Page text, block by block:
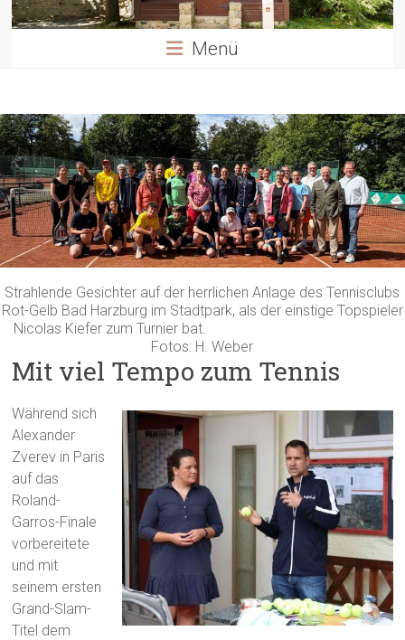
Menü
Strahlende Gesichter auf der herrlichen Anlage des Tennisclubs
Rot-Gelb Bad Harzburg im Stadtpark, als der einstige Topspieler
Nicolas Kiefer zum Turnier bat.
Fotos: H. Weber
Mit viel Tempo zum Tennis
Während sich
Alexander
Zverev in Paris
auf das
Roland-
Garros-Finale
vorbereitete
und mit
seinem ersten
Grand-Slam-
Titel dem